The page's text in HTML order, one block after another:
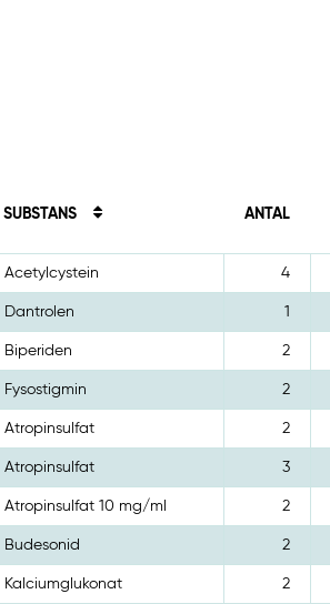
SUBSTANS ANTAL
Acetylcystein 4
Dantrolen 1
Biperiden 2
Fysostigmin 2
Atropinsulfat 2
Atropinsulfat 3
Atropinsulfat 10 mg/ml 2
Budesonid 2
Kalciumglukonat 2